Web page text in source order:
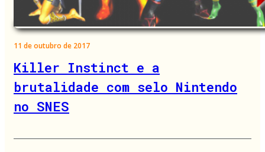
11 de outubro de 2017
Killer Instinct e a
brutalidade com selo Nintendo
no SNES